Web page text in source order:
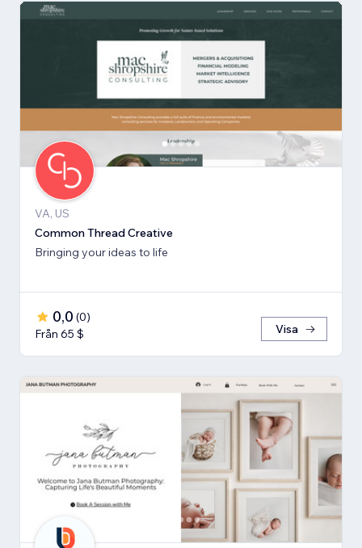
VA, US
Common Thread Creative
Bringing your ideas to life
0,0 (0)
Från 65 $
Visa